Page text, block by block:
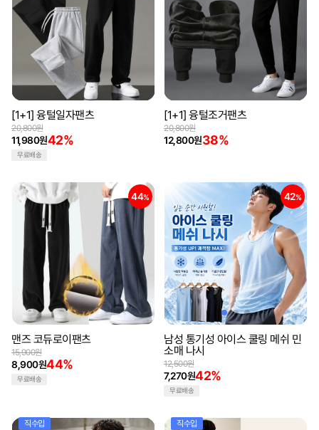
[1+1] 융털일자팬츠
11,980원42%
20,800원
무료배송
[1+1] 융털조거팬츠
12,800원38%
20,800원
44%
맨즈 코듀로이팬츠
8,900원44%
15,900원
무료배송
42%
남성 통기성 아이스 쿨링 메쉬 민
소매 나시
7,270원42%
12,500원
무료배송
직수입 직수입